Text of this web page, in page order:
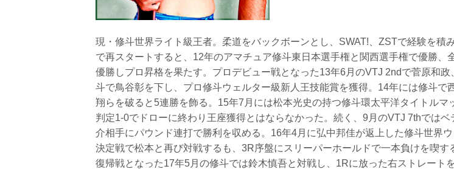
現・修斗世界ライト級王者。柔道をバックボーンとし、SWAT!、ZSTで経験を積
で再スタートすると、12年のアマチュア修斗東日本選手権と関西選手権で優勝、
優勝しプロ昇格を果たす。プロデビュー戦となった13年6月のVTJ 2ndで菅原和政
斗で鳥谷彰を下し、プロ修斗ウェルター級新人王技能賞を獲得。14年には修斗で
翔らを破ると5連勝を飾る。15年7月には松本光史の持つ修斗環太平洋タイトルマ
判定1-0でドローに終わり王座獲得とはならなかった。続く、9月のVTJ 7thではベ
介相手にパウンド連打で勝利を収める。16年4月に弘中邦佳が返上した修斗世界
決定戦で松本と再び対戦するも、3R序盤にスリーパーホールドで一本負けを喫す
復帰戦となった17年5月の修斗では鈴木慎吾と対戦し、1Rに放った右ストレート